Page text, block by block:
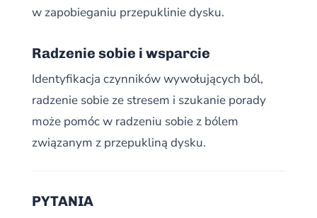
w zapobieganiu przepuklinie dysku.
Radzenie sobie i wsparcie
Identyfikacja czynników wywołujących ból,
radzenie sobie ze stresem i szukanie porady
może pomóc w radzeniu sobie z bólem
związanym z przepukliną dysku.
PYTANIA